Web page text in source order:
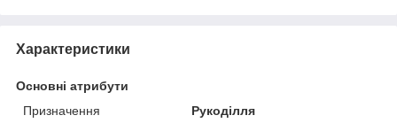
Характеристики
Основні атрибути
Призначення
Рукоділля